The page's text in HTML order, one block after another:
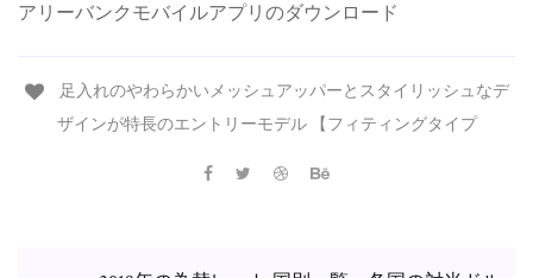
アリーバンクモバイルアプリのダウンロード
足入れのやわらかいメッシュアッパーとスタイリッシュなデ
ザインが特長のエントリーモデル 【フィティングタイプ